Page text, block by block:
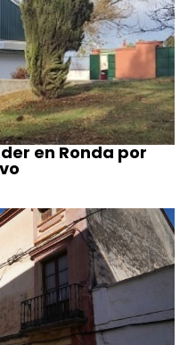
en Ronda por